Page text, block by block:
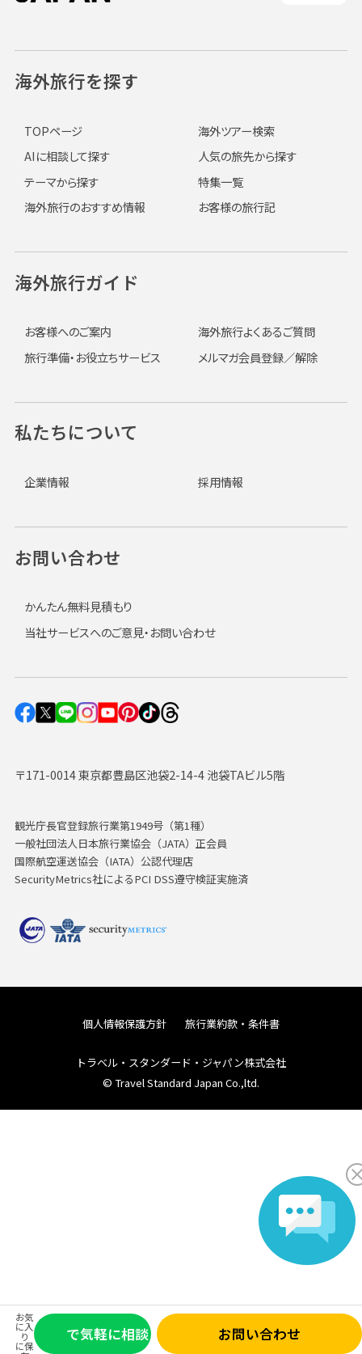
お気
に入
り
に保
で気軽に相談 お問い合わせ
〒171-0014 東京都豊島区池袋2-14-4 池袋TAビル5階
観光庁長官登録旅行業第1949号（第1種）
一般社団法人日本旅行業協会（JATA）正会員
国際航空運送協会（IATA）公認代理店
SecurityMetrics社によるPCI DSS遵守検証実施済
海外旅行を探す
TOPページ
海外ツアー検索
AIに相談して探す
人気の旅先から探す
テーマから探す
特集一覧
海外旅行のおすすめ情報
お客様の旅行記
海外旅行ガイド
お客様へのご案内
海外旅行よくあるご質問
旅行準備・お役立ちサービス
メルマガ会員登録／解除
私たちについて
企業情報 採用情報
お問い合わせ
かんたん無料見積もり
当社サービスへのご意見・お問い合わせ
個人情報保護方針 旅行業約款・条件書
トラベル・スタンダード・ジャパン株式会社
© Travel Standard Japan Co.,ltd.